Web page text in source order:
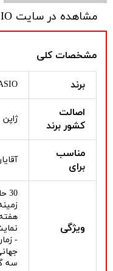
مشاهده در سایت CASIO
مشخصات کلی
برند
اصالت
کشور برند
ژاپن
مناسب
برای
ویژگی
-
سه